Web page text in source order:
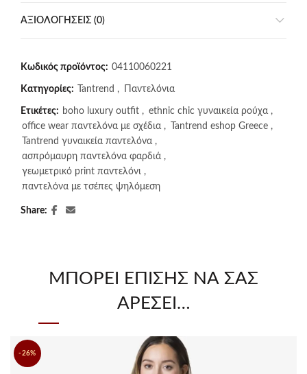
ΑΞΙΟΛΟΓΉΣΕΙΣ (0)
Κωδικός προϊόντος: 04110060221
Κατηγορίες: Tantrend , Παντελόνια
Ετικέτες: boho luxury outfit , ethnic chic γυναικεία ρούχα ,
office wear παντελόνα με σχέδια , Tantrend eshop Greece ,
Tantrend γυναικεία παντελόνα ,
ασπρόμαυρη παντελόνα φαρδιά ,
γεωμετρικό print παντελόνι ,
παντελόνα με τσέπες ψηλόμεση
Share
ΜΠΟΡΕΊ ΕΠΊΣΗΣ ΝΑ ΣΑΣ
ΑΡΈΣΕΙ…
-26%